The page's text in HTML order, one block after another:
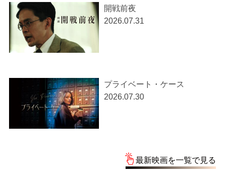
開戦前夜
2026.07.31
プライベート・ケース
2026.07.30
最新映画を一覧で見る